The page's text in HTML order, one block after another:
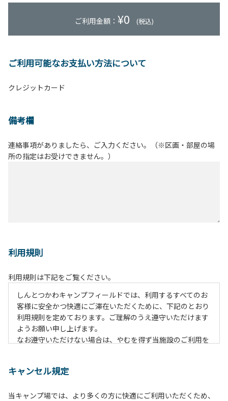
ご利用金額： ¥0 (税込)
ご利用可能なお支払い方法について
クレジットカード
備考欄
連絡事項がありましたら、ご入力ください。（※区画・部屋の場
所の指定はお受けできません。）
利用規則
利用規則は下記をご覧ください。
しんとつかわキャンプフィールドでは、利用するすべてのお
客様に安全かつ快適にご滞在いただくために、下記のとおり
利用規則を定めております。ご理解のうえ遵守いただけます
ようお願い申し上げます。
なお遵守いただけない場合は、やむを得ず当施設のご利用を
【ご利用上の注意事項ならびに禁止事項】
２.安全管理上、お子様の単独での行動はご遠慮ください。
キャンセル規定
当キャンプ場では、より多くの方に快適にご利用いただくため、